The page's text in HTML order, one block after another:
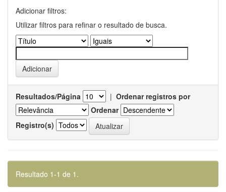
Adicionar filtros:
Utilizar filtros para refinar o resultado de busca.
Resultados/Página | Ordenar registros por
Ordenar
Registro(s)
Resultado 1-1 de 1.